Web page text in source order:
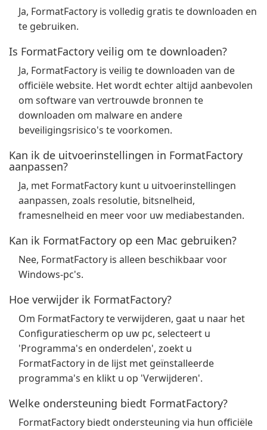
Ja, FormatFactory is volledig gratis te downloaden en
te gebruiken.
Is FormatFactory veilig om te downloaden?
Ja, FormatFactory is veilig te downloaden van de
officiële website. Het wordt echter altijd aanbevolen
om software van vertrouwde bronnen te
downloaden om malware en andere
beveiligingsrisico's te voorkomen.
Kan ik de uitvoerinstellingen in FormatFactory
aanpassen?
Ja, met FormatFactory kunt u uitvoerinstellingen
aanpassen, zoals resolutie, bitsnelheid,
framesnelheid en meer voor uw mediabestanden.
Kan ik FormatFactory op een Mac gebruiken?
Nee, FormatFactory is alleen beschikbaar voor
Windows-pc's.
Hoe verwijder ik FormatFactory?
Om FormatFactory te verwijderen, gaat u naar het
Configuratiescherm op uw pc, selecteert u
'Programma's en onderdelen', zoekt u
FormatFactory in de lijst met geïnstalleerde
programma's en klikt u op 'Verwijderen'.
Welke ondersteuning biedt FormatFactory?
FormatFactory biedt ondersteuning via hun officiële